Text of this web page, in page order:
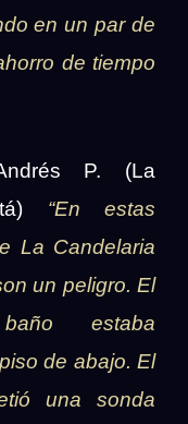
en un par de
de tiempo
P. (La
“En estas
La Candelaria
un peligro. El
estaba
de abajo. El
una sonda